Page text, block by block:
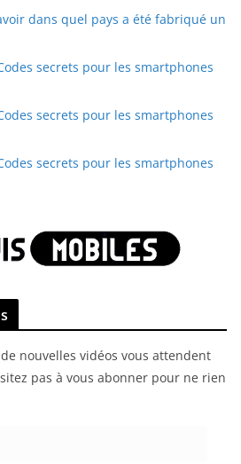
dans quel pays a été fabriqué un
secrets pour les smartphones
secrets pour les smartphones
secrets pour les smartphones
nouvelles vidéos vous attendent
pas à vous abonner pour ne rien